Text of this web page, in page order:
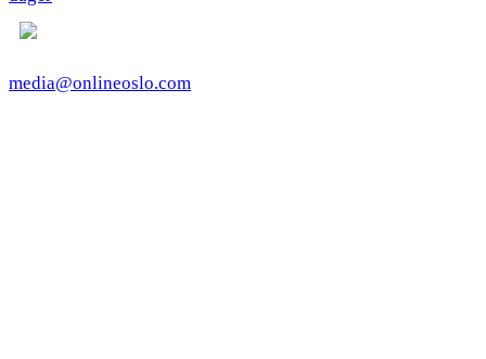
media@onlineoslo.com